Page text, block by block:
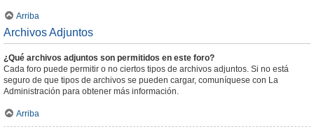
Arriba
Archivos Adjuntos
¿Qué archivos adjuntos son permitidos en este foro?
Cada foro puede permitir o no ciertos tipos de archivos adjuntos. Si no está
seguro de que tipos de archivos se pueden cargar, comuníquese con La
Administración para obtener más información.
Arriba